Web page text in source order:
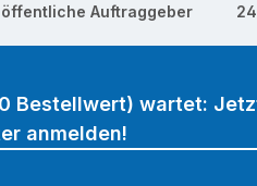
Auftraggeber
Bestellwert) wartet:
anmelden!